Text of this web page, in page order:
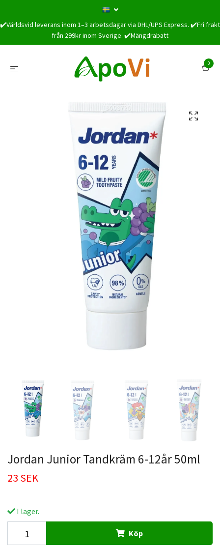
✔️Världsvid leverans inom 1–3 arbetsdagar via DHL/UPS Express. ✔️Fri frakt
från 299kr inom Sverige. ✔️Mängdrabatt
0
Jordan Junior Tandkräm 6-12år 50ml
23 SEK
I lager.
Köp